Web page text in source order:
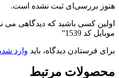
هنوز بررسی‌ای ثبت نشده است.
اولین کسی باشید که دیدگاهی می
موبایل کد 1539”
برای فرستادن دیدگاه، باید وارد
محصولات مرتبط